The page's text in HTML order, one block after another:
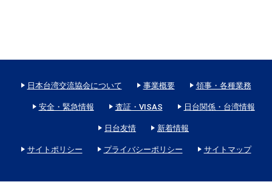
日本台湾交流協会について 事業概要 領事・各種業務
安全・緊急情報 査証・VISAS 日台関係・台湾情報
日台友情 新着情報
サイトポリシー プライバシーポリシー サイトマップ